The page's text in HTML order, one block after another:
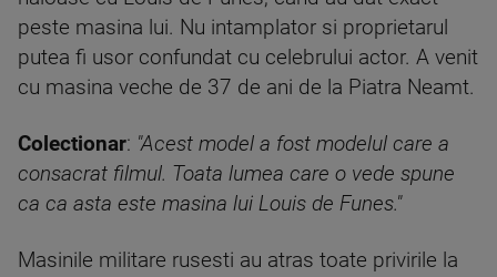
peste masina lui. Nu intamplator si proprietarul
putea fi usor confundat cu celebrului actor. A venit
cu masina veche de 37 de ani de la Piatra Neamt.
Colectionar: "Acest model a fost modelul care a
consacrat filmul. Toata lumea care o vede spune
ca ca asta este masina lui Louis de Funes."
Masinile militare rusesti au atras toate privirile la